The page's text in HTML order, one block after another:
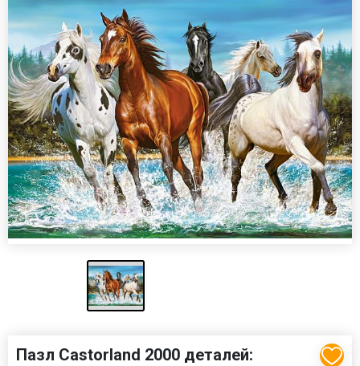
Пазл Castorland 2000 деталей: